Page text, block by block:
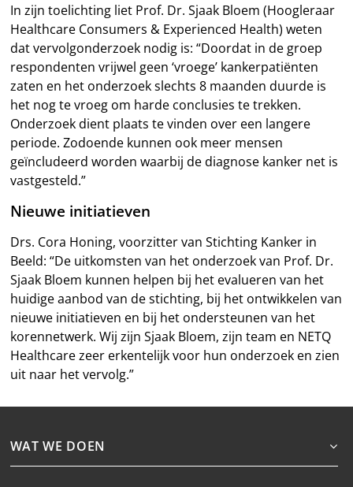
In zijn toelichting liet Prof. Dr. Sjaak Bloem (Hoogleraar
Healthcare Consumers & Experienced Health) weten
dat vervolgonderzoek nodig is: “Doordat in de groep
respondenten vrijwel geen ‘vroege’ kankerpatiënten
zaten en het onderzoek slechts 8 maanden duurde is
het nog te vroeg om harde conclusies te trekken.
Onderzoek dient plaats te vinden over een langere
periode. Zodoende kunnen ook meer mensen
geïncludeerd worden waarbij de diagnose kanker net is
vastgesteld.”
Nieuwe initiatieven
Drs. Cora Honing, voorzitter van Stichting Kanker in
Beeld: “De uitkomsten van het onderzoek van Prof. Dr.
Sjaak Bloem kunnen helpen bij het evalueren van het
huidige aanbod van de stichting, bij het ontwikkelen van
nieuwe initiatieven en bij het ondersteunen van het
korennetwerk. Wij zijn Sjaak Bloem, zijn team en NETQ
Healthcare zeer erkentelijk voor hun onderzoek en zien
uit naar het vervolg.”
WAT WE DOEN